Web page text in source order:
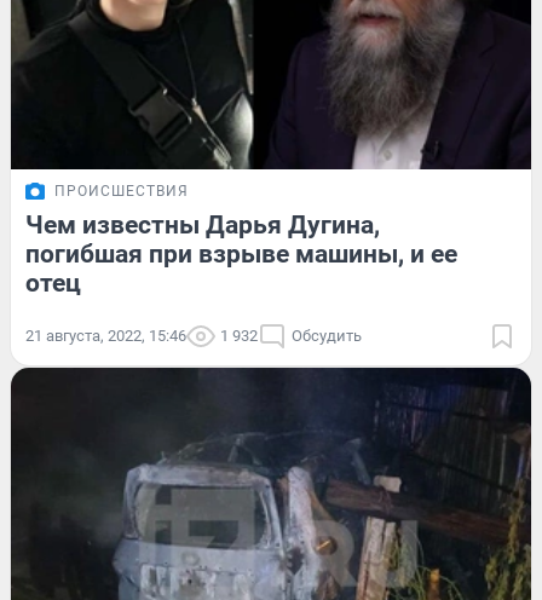
ПРОИСШЕСТВИЯ
Чем известны Дарья Дугина,
погибшая при взрыве машины, и ее
отец
21 августа, 2022, 15:46 1 932 Обсудить